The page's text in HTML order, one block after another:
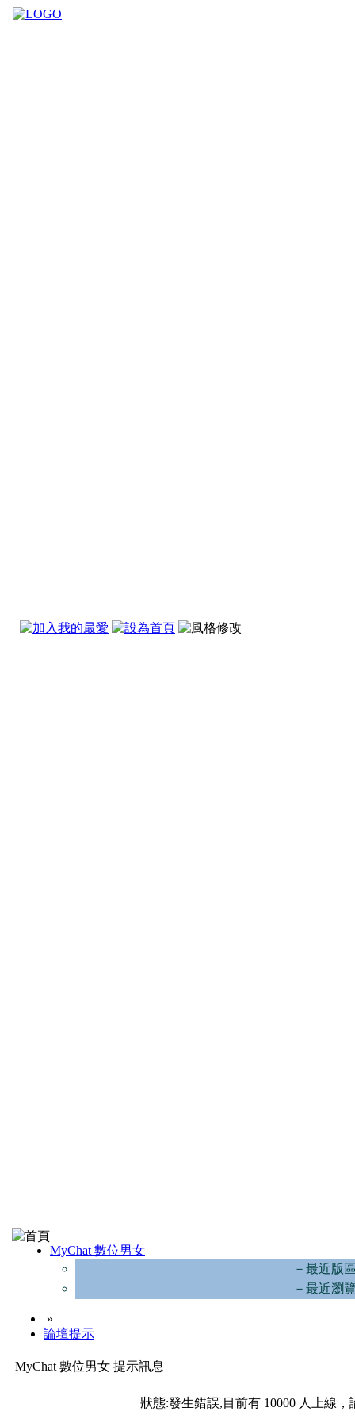
MyChat 數位男女
－最近版
－最近瀏
»
論壇提示
MyChat 數位男女 提示訊息
狀態:發生錯誤,目前有 10000 人上線